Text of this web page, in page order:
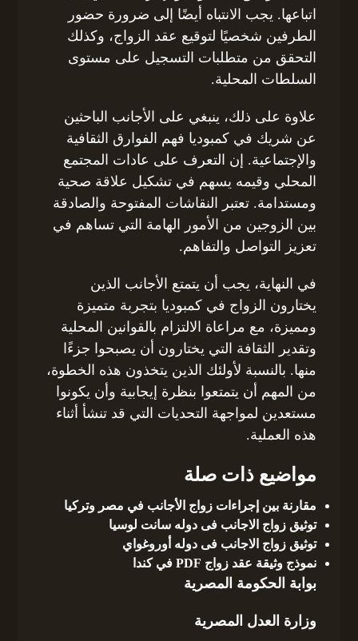
اتباعها. يجب الانتباه أيضًا إلى ضرورة حضور
الطرفين شخصيًا لتوقيع عقد الزواج، وكذلك
التحقق من متطلبات التسجيل على مستوى
السلطات المحلية.
علاوة على ذلك، ينبغي على الأجانب الباحثين
عن شريك في كمبوديا فهم الفوارق الثقافية
والإجتماعية. إن التعرف على عادات المجتمع
المحلي وقيمه يسهم في تشكيل علاقة صحية
ومستدامة. تعتبر النقاشات المفتوحة والصادقة
بين الزوجين من الأمور الهامة التي تساهم في
تعزيز التواصل والتفاهم.
في النهاية، يجب أن يتمتع الأجانب الذين
يختارون الزواج في كمبوديا بتجربة متميزة
ومميزة، مع مراعاة الالتزام بالقوانين المحلية
وتقدير الثقافة التي يختارون أن يصبحوا جزءًا
منها. بالنسبة لأولئك الذين يتخذون هذه الخطوة،
من المهم أن يتمتعوا بنظرة إيجابية وأن يكونوا
مستعدين لمواجهة التحديات التي قد تنشأ أثناء
هذه العملية.
مواضيع ذات صلة
مقارنة بين إجراءات زواج الأجانب في مصر وتركيا
توثيق زواج الاجانب فى دوله سانت لوسيا
توثيق زواج الاجانب فى دوله أوروغواي
نموذج وثيقة عقد زواج PDF في كندا
بوابة الحكومة المصرية
وزارة العدل المصرية